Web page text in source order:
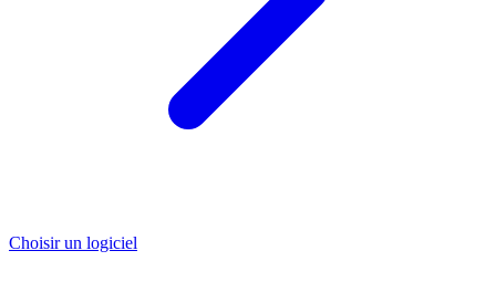
Choisir un logiciel